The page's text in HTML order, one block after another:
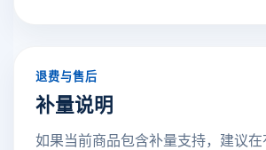
退费与售后
补量说明
如果当前商品包含补量支持，建议